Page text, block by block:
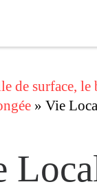
de surface, le
» Vie